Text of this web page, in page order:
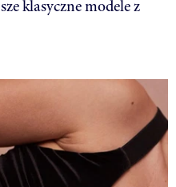
klasyczne modele z